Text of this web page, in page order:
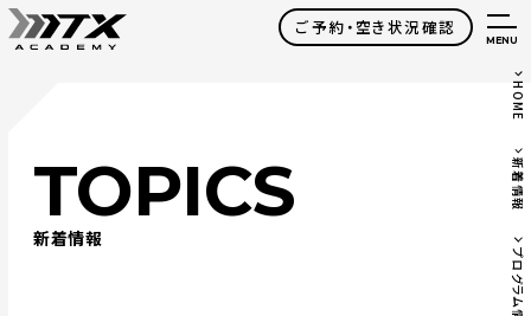
ご予約・空き状況確認
MENU
HOME
新着情報
プログラム情報
新着情報
TOPICS